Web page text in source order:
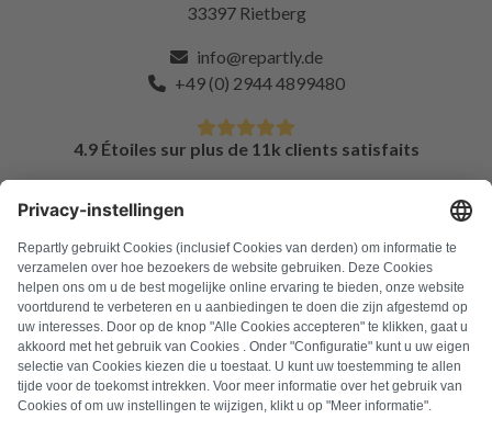
33397 Rietberg
info@repartly.de
+49 (0) 2944 4899480
4.9 Étoiles sur plus de 11k clients satisfaits
FAQ
Tous les codes d'erreur
À propos de nous
Presse
Mentions légales